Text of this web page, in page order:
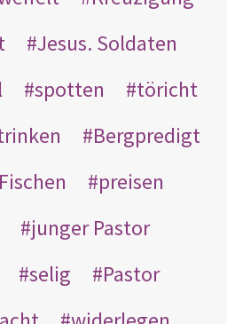
Jesus. Soldaten
spotten
töricht
Bergpredigt
Fischen
preisen
junger Pastor
selig
Pastor